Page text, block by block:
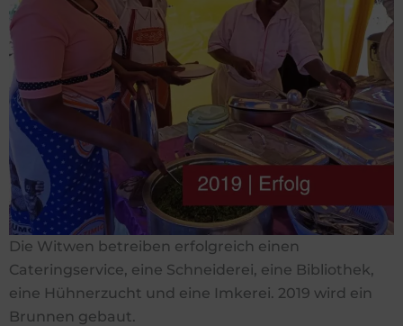
Die Witwen betreiben erfolgreich einen
Cateringservice, eine Schneiderei, eine Bibliothek,
eine Hühnerzucht und eine Imkerei. 2019 wird ein
Brunnen gebaut.